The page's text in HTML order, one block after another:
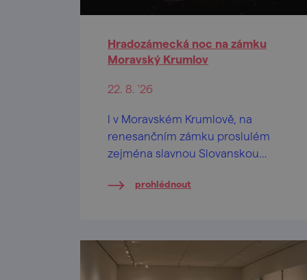
Hradozámecká noc na zámku
Moravský Krumlov
22. 8. '26
I v Moravském Krumlově, na
renesančním zámku proslulém
zejména slavnou Slovanskou
užít jedinečný večer otevírající
hodin.
prohlédnout